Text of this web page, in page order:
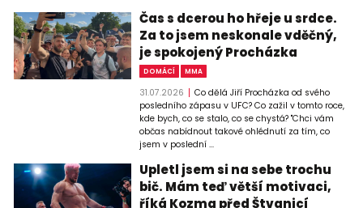
Čas s dcerou ho hřeje u srdce.
Za to jsem neskonale vděčný,
je spokojený Procházka
DOMÁCÍ MMA
31.07.2026
Co dělá Jiří Procházka od svého
posledního zápasu v UFC? Co zažil v tomto roce,
kde bych, co se stalo, co se chystá? "Chci vám
občas nabídnout takové ohlédnutí za tím, co
jsem v poslední ...
Upletl jsem si na sebe trochu
bič. Mám teď větší motivaci,
říká Kozma před Štvanicí